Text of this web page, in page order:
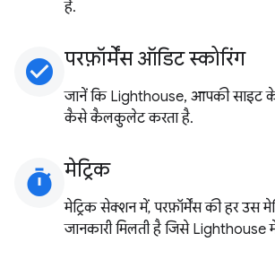
है.
check_circle परफ़ॉर्मेंस ऑडिट स्कोरिंग
जानें कि Lighthouse, आपकी साइट के
कैसे कैलकुलेट करता है.
timer मेट्रिक
मेट्रिक सेक्शन में, परफ़ॉर्मेंस की हर उस
जानकारी मिलती है जिसे Lighthouse